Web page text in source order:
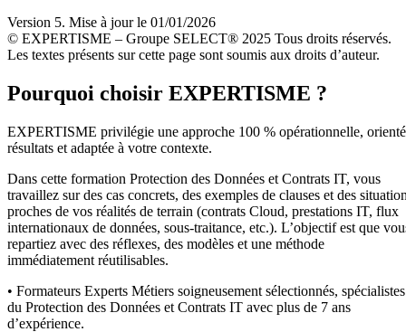
Version 5. Mise à jour le 01/01/2026
© EXPERTISME – Groupe SELECT® 2025 Tous droits réservés.
Les textes présents sur cette page sont soumis aux droits d’auteur.
Pourquoi choisir EXPERTISME ?
EXPERTISME privilégie une approche 100 % opérationnelle,
résultats et adaptée à votre contexte.
Dans cette formation Protection des Données et Contrats IT, vous
travaillez sur des cas concrets, des exemples de clauses et des
proches de vos réalités de terrain (contrats Cloud, prestations IT, flux
internationaux de données, sous-traitance, etc.). L’objectif est que
repartiez avec des réflexes, des modèles et une méthode
immédiatement réutilisables.
• Formateurs Experts Métiers soigneusement sélectionnés, spécialistes
du Protection des Données et Contrats IT avec plus de 7 ans
d’expérience.